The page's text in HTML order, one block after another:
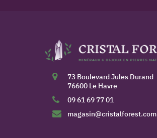
73 Boulevard Jules Durand
76600 Le Havre
09 61 69 77 01
magasin@cristalforest.com